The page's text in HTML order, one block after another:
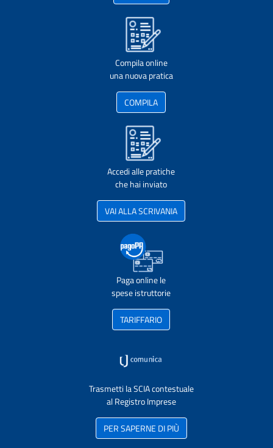
Compila online
una nuova pratica
COMPILA
Accedi alle pratiche
che hai inviato
VAI ALLA SCRIVANIA
Paga online le
spese istruttorie
TARIFFARIO
Trasmetti la SCIA contestuale
al Registro Imprese
PER SAPERNE DI PIÙ